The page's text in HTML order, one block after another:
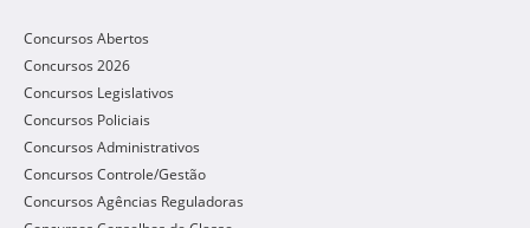
Concursos Abertos
Concursos 2026
Concursos Legislativos
Concursos Policiais
Concursos Administrativos
Concursos Controle/Gestão
Concursos Agências Reguladoras